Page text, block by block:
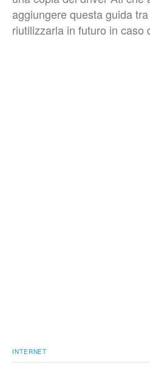
aggiungere questa guida
riutilizzarla in futuro in caso
INTERNET